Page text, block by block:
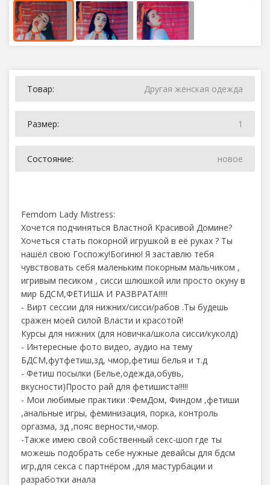
Товар: Другая женская одежда
Размер: 1
Состояние: новое
Femdom Lady Mistress:
Хочется подчиняться Властной Красивой Домине?
Хочеться стать покорной игрушкой в её руках ? Ты
нашёл свою Госпожу!Богиню! Я заставлю тебя
чувствовать себя маленьким покорным мальчиком ,
игривым песиком , сисси шлюшкой или просто окуну в
мир БДСМ,ФЕТИША И РАЗВРАТА!!!!!
- Вирт сессии для нижних/сисси/рабов .Ты будешь
сражен моей силой Власти и красотой!
Курсы для нижних (для новичка/школа сисси/куколд)
- Интересные фото видео, аудио на тему
БДСМ,футфетиш,зд, чмор,фетиш белья и т.д
- Фетиш посылки (Белье,одежда,обувь,
вкусности)Просто рай для фетишиста!!!!!
- Мои любимые практики :ФемДом, Финдом ,фетиши
,анальные игры, феминизация, порка, контроль
оргазма, зд ,пояс верности,чмор.
-Также имею свой собственный секс-шоп где ты
можешь подобрать себе нужные девайсы для бдсм
игр,для секса с партнёром ,для мастурбации и
разработки анала